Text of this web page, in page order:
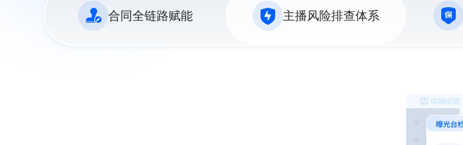
合同全链路赋能 主播风险排查体系